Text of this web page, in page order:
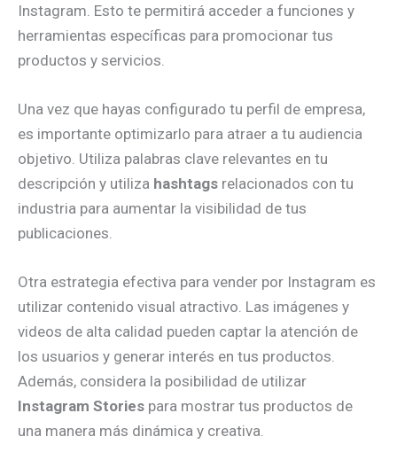
Instagram. Esto te permitirá acceder a funciones y
herramientas específicas para promocionar tus
productos y servicios.
Una vez que hayas configurado tu perfil de empresa,
es importante optimizarlo para atraer a tu audiencia
objetivo. Utiliza palabras clave relevantes en tu
descripción y utiliza hashtags relacionados con tu
industria para aumentar la visibilidad de tus
publicaciones.
Otra estrategia efectiva para vender por Instagram es
utilizar contenido visual atractivo. Las imágenes y
videos de alta calidad pueden captar la atención de
los usuarios y generar interés en tus productos.
Además, considera la posibilidad de utilizar
Instagram Stories para mostrar tus productos de
una manera más dinámica y creativa.